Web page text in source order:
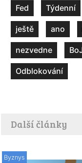
Fed Týdenní
ještě ano
nezvedne
Odblokování
Další články
Byznys